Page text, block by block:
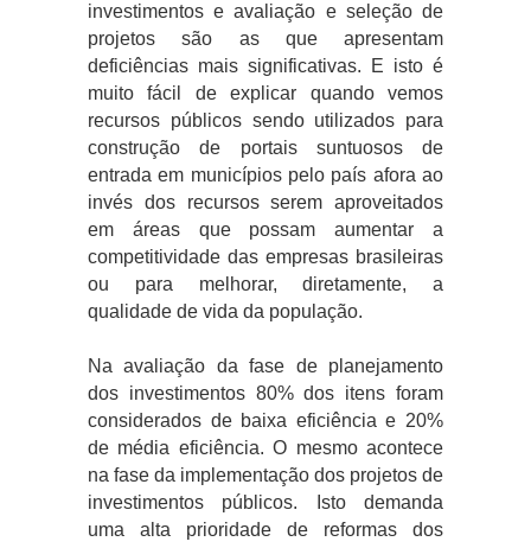
investimentos e avaliação e seleção de
projetos são as que apresentam
deficiências mais significativas. E isto é
muito fácil de explicar quando vemos
recursos públicos sendo utilizados para
construção de portais suntuosos de
entrada em municípios pelo país afora ao
invés dos recursos serem aproveitados
em áreas que possam aumentar a
competitividade das empresas brasileiras
ou para melhorar, diretamente, a
qualidade de vida da população.
Na avaliação da fase de planejamento
dos investimentos 80% dos itens foram
considerados de baixa eficiência e 20%
de média eficiência. O mesmo acontece
na fase da implementação dos projetos de
investimentos públicos. Isto demanda
uma alta prioridade de reformas dos